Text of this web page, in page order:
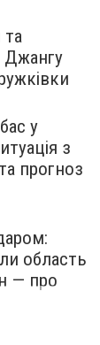
Джангу
у
з
прогноз
область
— про